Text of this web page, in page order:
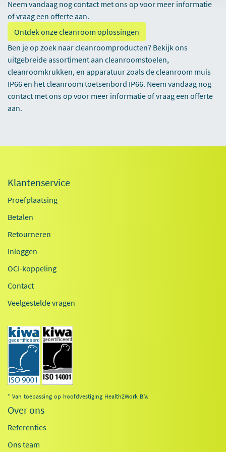
Neem vandaag nogcontact met ons op voor meer informatie
of vraag een offerte aan.
Ontdek onze cleanroom oplossingen
Ben je op zoek naar cleanroomproducten? Bekijk ons
uitgebreide assortiment aan cleanroomstoelen,
cleanroomkrukken, en apparatuur zoals de cleanroom muis
IP66 en het cleanroom toetsenbord IP66. Neem vandaag nog
contact met ons op voor meer informatie of vraag een offerte
aan.
Klantenservice
Proefplaatsing
Betalen
Retourneren
Inloggen
OCI-koppeling
Contact
Veelgestelde vragen
* Van toepassing op hoofdvestiging Health2Work B.V.
Over ons
Referenties
Ons team